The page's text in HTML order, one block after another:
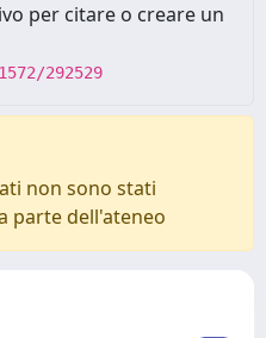
per citare o creare un
292529
non sono stati
parte dell'ateneo